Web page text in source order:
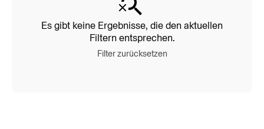
Es gibt keine Ergebnisse, die den aktuellen
Filtern entsprechen.
Filter zurücksetzen